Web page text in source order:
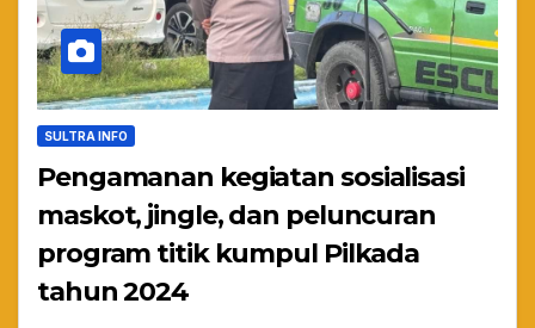
SULTRA INFO
Pengamanan kegiatan sosialisasi
maskot, jingle, dan peluncuran
program titik kumpul Pilkada
tahun 2024